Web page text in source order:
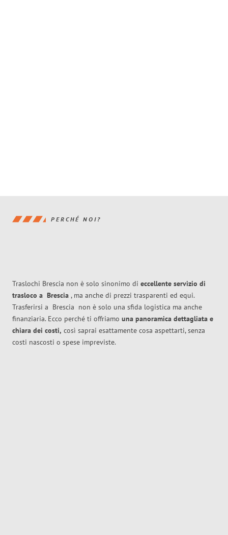
PERCHÉ NOI?
Traslochi Brescia non è solo sinonimo di eccellente servizio di
trasloco a Brescia , ma anche di prezzi trasparenti ed equi.
Trasferirsi a Brescia non è solo una sfida logistica ma anche
finanziaria. Ecco perché ti offriamo una panoramica dettagliata e
chiara dei costi, così saprai esattamente cosa aspettarti, senza
costi nascosti o spese impreviste.